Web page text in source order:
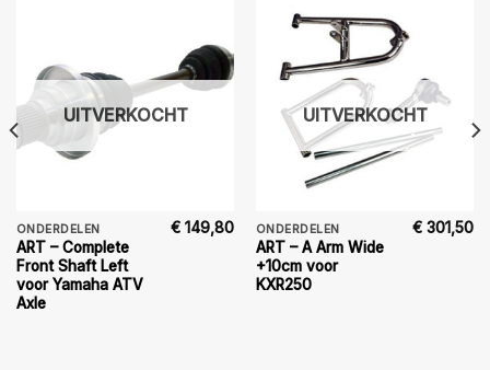
UITVERKOCHT
ONDERDELEN
ART – Complete
Front Shaft Left
voor Yamaha ATV
Axle
€ 149,80
UITVERKOCHT
ONDERDELEN
ART – A Arm Wide
+10cm voor
KXR250
€ 301,50